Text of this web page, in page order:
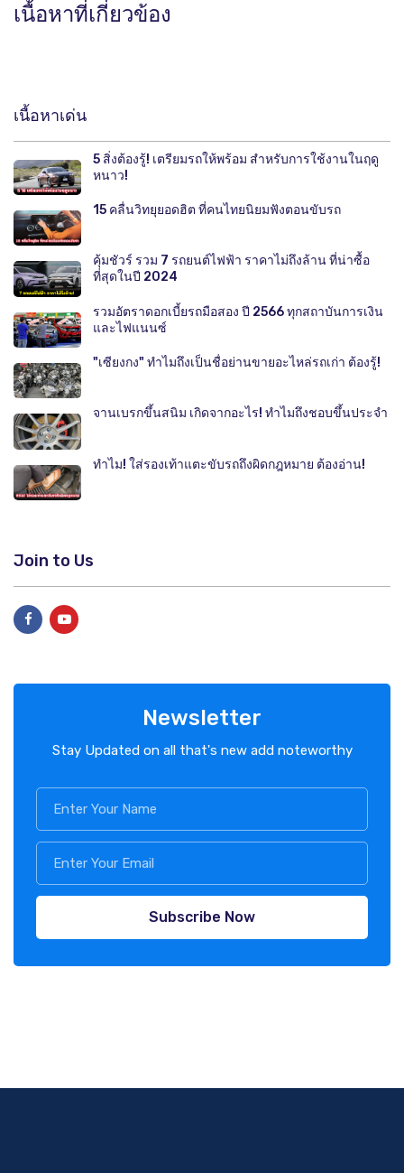
เนื้อหาที่เกี่ยวข้อง
เนื้อหาเด่น
5 สิ่งต้องรู้! เตรียมรถให้พร้อม สำหรับการใช้งานในฤดู
หนาว!
15 คลื่นวิทยุยอดฮิต ที่คนไทยนิยมฟังตอนขับรถ
คุ้มชัวร์ รวม 7 รถยนต์ไฟฟ้า ราคาไม่ถึงล้าน ที่น่าซื้อ
ที่สุดในปี 2024
รวมอัตราดอกเบี้ยรถมือสอง ปี 2566 ทุกสถาบันการเงิน
และไฟแนนซ์
"เซียงกง" ทำไมถึงเป็นชื่อย่านขายอะไหล่รถเก่า ต้องรู้!
จานเบรกขึ้นสนิม เกิดจากอะไร! ทำไมถึงชอบขึ้นประจำ
ทำไม! ใส่รองเท้าแตะขับรถถึงผิดกฎหมาย ต้องอ่าน!
Join to Us
Newsletter
Stay Updated on all that's new add noteworthy
Subscribe Now